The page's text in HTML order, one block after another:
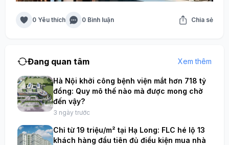
0 Yêu thích 0 Bình luận Chia sẻ
Đang quan tâm Xem thêm
Hà Nội khởi công bệnh viện mắt hơn 718 tỷ
đồng: Quy mô thế nào mà được mong chờ
đến vậy?
3 ngày trước
Chỉ từ 19 triệu/m² tại Hạ Long: FLC hé lộ 13
khách hàng đầu tiên đủ điều kiện mua nhà